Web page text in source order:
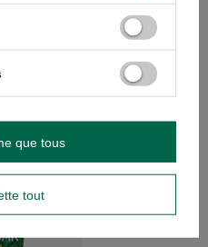
Poser une question
51,20 € / ensemble
tout
que tous